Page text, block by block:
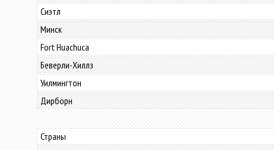
Сиэтл
Минск
Fort Huachuca
Беверли-Хиллз
Уилмингтон
Дирборн
Страны